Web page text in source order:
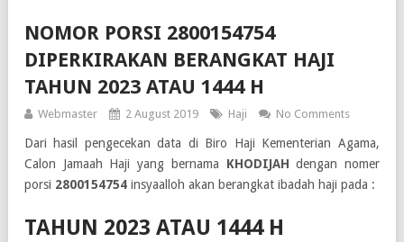
NOMOR PORSI 2800154754
DIPERKIRAKAN BERANGKAT HAJI
TAHUN 2023 ATAU 1444 H
Webmaster 2 August 2019 Haji No Comments
Dari hasil pengecekan data di Biro Haji Kementerian Agama,
Calon Jamaah Haji yang bernama KHODIJAH dengan nomer
porsi 2800154754 insyaalloh akan berangkat ibadah haji pada :
TAHUN 2023 ATAU 1444 H